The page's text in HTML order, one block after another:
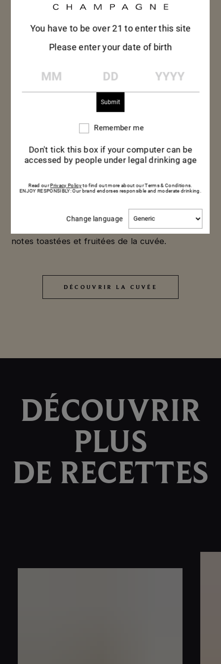
MUMM CORDON
ROUGE
La douceur du miso blanc et la finesse du flan
champagne brut Mumm Cordon Rouge.
Les edamame ajoutent une touche végétale
subtile qui renforce la fraîcheur et équilibre les
notes toastées et fruitées de la cuvée.
DÉCOUVRIR LA CUVÉE
DÉCOUVRIR LA CUVÉE
DÉCOUVRIR
PLUS
DE RECETTES
You have to be over 21 to enter this site
Please enter your date of birth
Remember
Remember me
Don't tick this box if your computer can be
accessed by people under legal drinking age
Read ourPrivacy Policyto find out more about our Terms & Conditions.
ENJOY RESPONSIBLY: Our brand endorses responsible and moderate drinking.
Change languageChange
language